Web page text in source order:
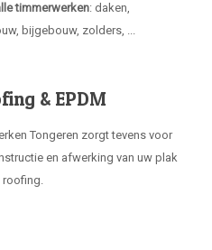
timmerwerken: daken,
bijgebouw, zolders, ...
& EPDM
Tongeren zorgt tevens voor
en afwerking van uw plak
roofing.